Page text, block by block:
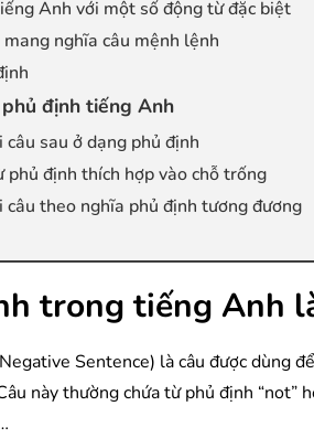
Anh với một số động từ đặc biệt
nghĩa câu mệnh lệnh
định tiếng Anh
sau ở dạng phủ định
định thích hợp vào chỗ trống
theo nghĩa phủ định tương đương
trong tiếng Anh
Sentence) là câu được dùng
này thường chứa từ phủ định “not”